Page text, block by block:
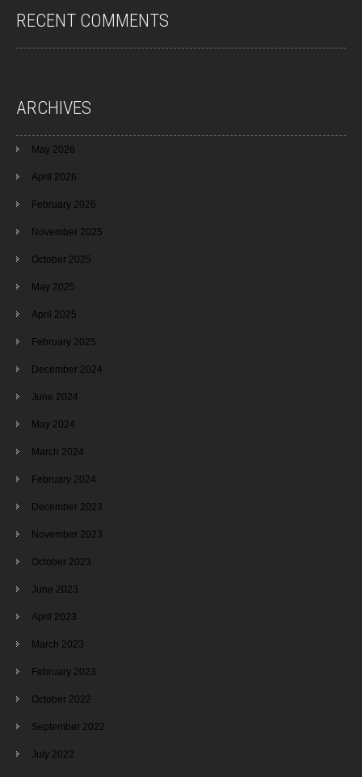
RECENT COMMENTS
ARCHIVES
May 2026
April 2026
February 2026
November 2025
October 2025
May 2025
April 2025
February 2025
December 2024
June 2024
May 2024
March 2024
February 2024
December 2023
November 2023
October 2023
June 2023
April 2023
March 2023
February 2023
October 2022
September 2022
July 2022